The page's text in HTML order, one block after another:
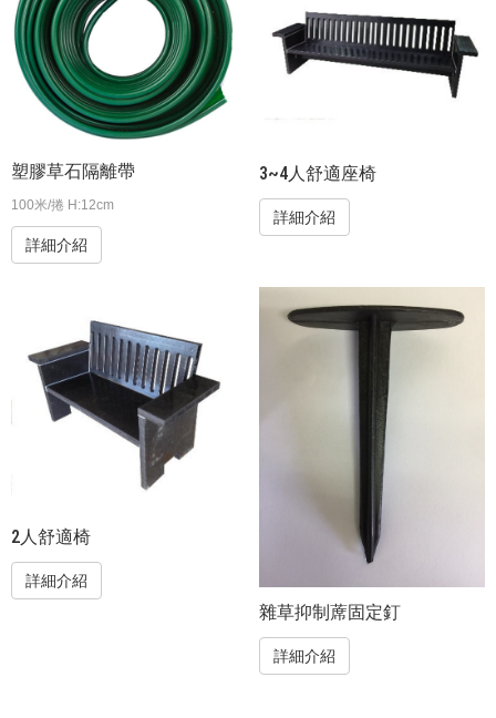
塑膠草石隔離帶
100米/捲 H:12cm
詳細介紹
3~4人舒適座椅
詳細介紹
2人舒適椅
詳細介紹
雜草抑制蓆固定釘
詳細介紹